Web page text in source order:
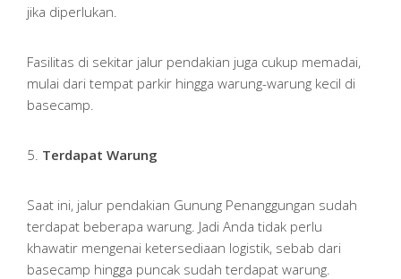
jika diperlukan.
Fasilitas di sekitar jalur pendakian juga cukup memadai,
mulai dari tempat parkir hingga warung-warung kecil di
basecamp.
5. Terdapat Warung
Saat ini, jalur pendakian Gunung Penanggungan sudah
terdapat beberapa warung. Jadi Anda tidak perlu
khawatir mengenai ketersediaan logistik, sebab dari
basecamp hingga puncak sudah terdapat warung.